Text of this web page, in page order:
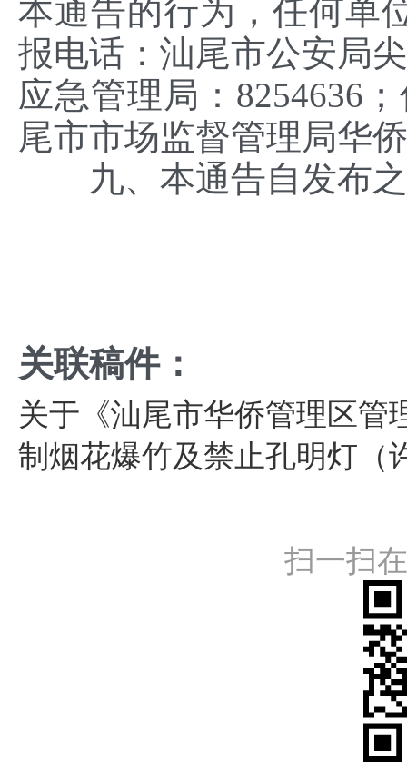
本通告的行为，任何单
报电话：汕尾市公安局
应急管理局：8254636
尾市市场监督管理局华
九、本通告自发布之
关联稿件：
关于《汕尾市华侨管理区管
制烟花爆竹及禁止孔明灯（
扫一扫